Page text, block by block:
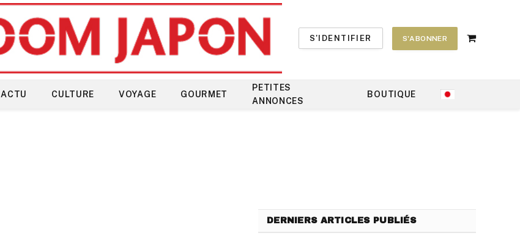
S'IDENTIFIER S'ABONNER
Shopping
ACTU CULTURE VOYAGE GOURMET
PETITES
ANNONCES
BOUTIQUE
DERNIERS ARTICLES PUBLIÉS